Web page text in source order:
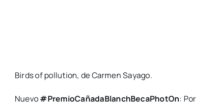
Birds of pollu­tion, de Car­men Saya­go.
Nue­vo#Pre­mioCa­ña­da­Blanch­Be­caPho­tOn: Por